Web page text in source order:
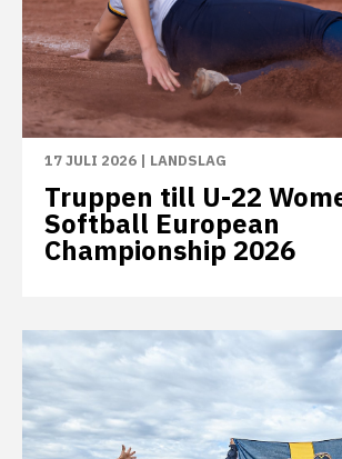
17 JULI 2026 LANDSLAG
Truppen till U-22
Softball European
Championship 2026